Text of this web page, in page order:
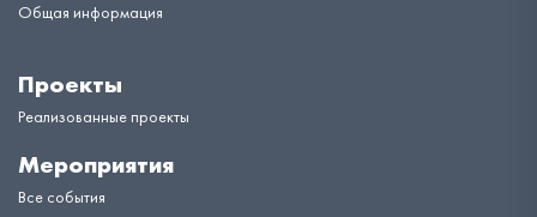
Общая информация
Проекты
Реализованные проекты
Мероприятия
Все события